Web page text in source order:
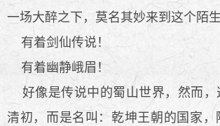
一场大醉之下，莫名其妙来到这个陌生
有着剑仙传说！
有着幽静峨眉！
好像是传说中的蜀山世界，然而，
清初，而是名叫：乾坤王朝的国家，